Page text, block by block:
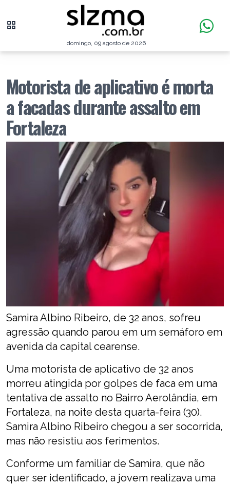
domingo, 09 agosto de 2026
Motorista de aplicativo é morta
a facadas durante assalto em
Fortaleza
Samira Albino Ribeiro, de 32 anos, sofreu
agressão quando parou em um semáforo em
avenida da capital cearense.
Uma motorista de aplicativo de 32 anos
morreu atingida por golpes de faca em uma
tentativa de assalto no Bairro Aerolândia, em
Fortaleza, na noite desta quarta-feira (30).
Samira Albino Ribeiro chegou a ser socorrida,
mas não resistiu aos ferimentos.
Conforme um familiar de Samira, que não
quer ser identificado, a jovem realizava uma